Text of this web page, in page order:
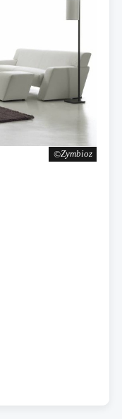
Zymbioz